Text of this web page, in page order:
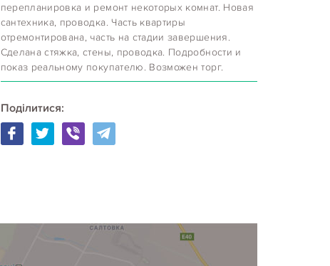
перепланировка и ремонт некоторых комнат. Новая
сантехника, проводка. Часть квартиры
отремонтирована, часть на стадии завершения.
Сделана стяжка, стены, проводка. Подробности и
показ реальному покупателю. Возможен торг.
Поділитися: